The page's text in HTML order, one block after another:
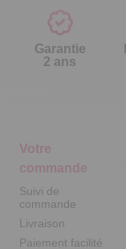
Garantie
2 ans
Votre
commande
Suivi de
commande
Livraison
Paiement facilité